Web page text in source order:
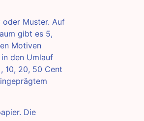
oder Muster. Auf
gibt es 5,
Motiven
den Umlauf
10, 20, 50 Cent
Die